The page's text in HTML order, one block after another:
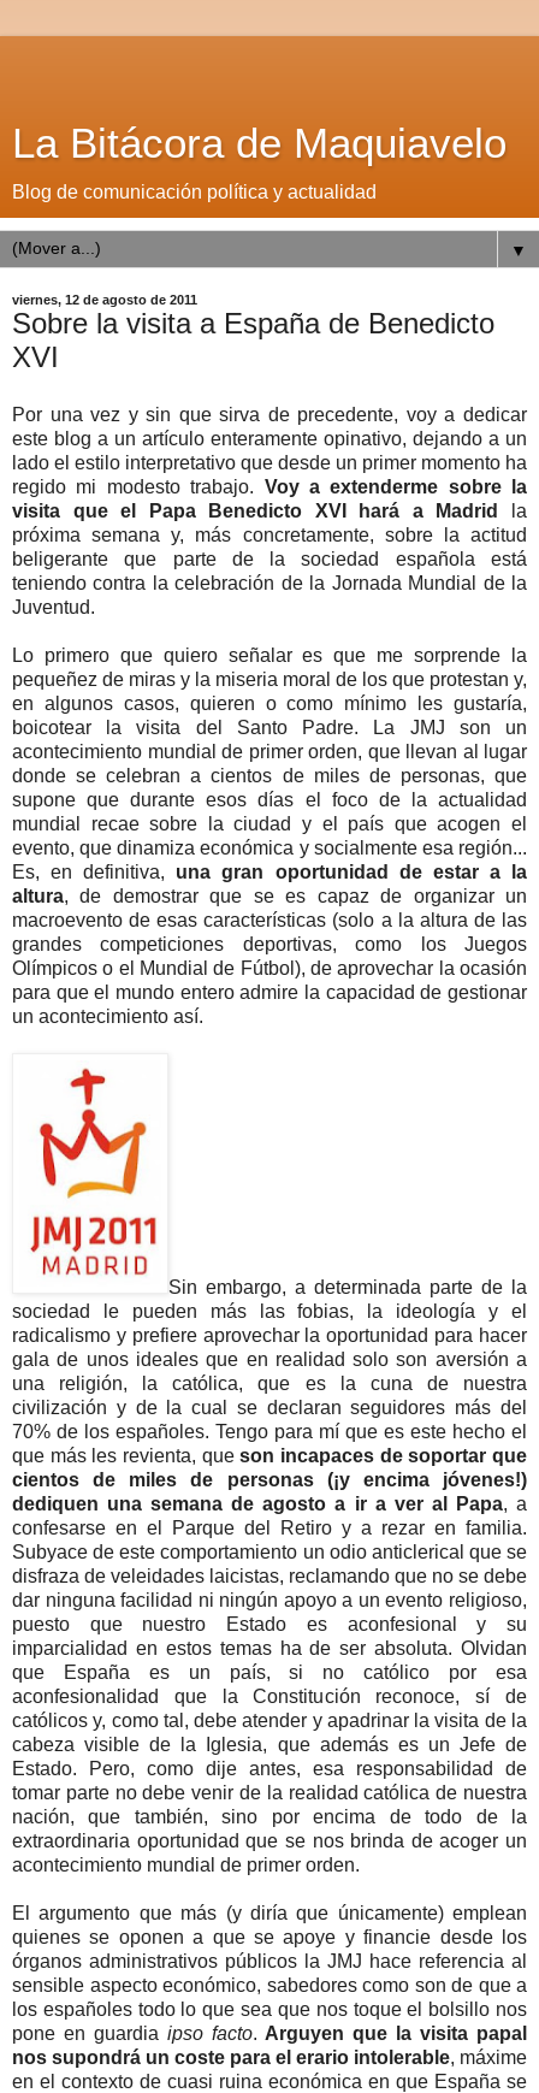
La Bitácora de Maquiavelo
Blog de comunicación política y actualidad
▼
viernes, 12 de agosto de 2011
Sobre la visita a España de Benedicto
XVI
Por una vez y sin que sirva de precedente, voy a dedicar
este blog a un artículo enteramente opinativo, dejando a un
lado el estilo interpretativo que desde un primer momento ha
regido mi modesto trabajo. Voy a extenderme sobre la
visita que el Papa Benedicto XVI hará a Madrid
la
próxima semana y, más concretamente, sobre la actitud
beligerante que parte de la sociedad española está
teniendo contra la celebración de la Jornada Mundial de la
Juventud.
Lo primero que quiero señalar es que me sorprende la
pequeñez de miras y la miseria moral de los que protestan y,
en algunos casos, quieren o como mínimo les gustaría,
boicotear la visita del Santo Padre. La JMJ son un
acontecimiento mundial de primer orden, que llevan al lugar
donde se celebran a cientos de miles de personas, que
supone que durante esos días el foco de la actualidad
mundial recae sobre la ciudad y el país que acogen el
evento, que dinamiza económica y socialmente esa región...
Es, en definitiva, una gran oportunidad de estar a la
altura, de demostrar que se es capaz de organizar un
macroevento de esas características (solo a la altura de las
grandes competiciones deportivas, como los Juegos
Olímpicos o el Mundial de Fútbol), de aprovechar la ocasión
para que el mundo entero admire la capacidad de gestionar
un acontecimiento así.
Sin embargo, a determinada parte de la
sociedad le pueden más las fobias, la ideología y el
radicalismo y prefiere aprovechar la oportunidad para hacer
gala de unos ideales que en realidad solo son aversión a
una religión, la católica, que es la cuna de nuestra
civilización y de la cual se declaran seguidores más del
70% de los españoles. Tengo para mí que es este hecho el
que más les revienta, queson incapaces de soportar que
cientos de miles de personas (¡y encima jóvenes!)
dediquen una semana de agosto a ir a ver al Papa, a
confesarse en el Parque del Retiro y a rezar en familia.
Subyace de este comportamiento un odio anticlerical que se
disfraza de veleidades laicistas, reclamando que no se debe
dar ninguna facilidad ni ningún apoyo a un evento religioso,
puesto que nuestro Estado es aconfesional y su
imparcialidad en estos temas ha de ser absoluta. Olvidan
que España es un país, si no católico por esa
aconfesionalidad que la Constitución reconoce, sí de
católicos y, como tal, debe atender y apadrinar la visita de la
cabeza visible de la Iglesia, que además es un Jefe de
Estado. Pero, como dije antes, esa responsabilidad de
tomar parte no debe venir de la realidad católica de nuestra
nación, que también, sino por encima de todo de la
extraordinaria oportunidad que se nos brinda de acoger un
acontecimiento mundial de primer orden.
El argumento que más (y diría que únicamente) emplean
quienes se oponen a que se apoye y financie desde los
órganos administrativos públicos la JMJ hace referencia al
sensible aspecto económico, sabedores como son de que a
los españoles todo lo que sea que nos toque el bolsillo nos
pone en guardia ipso facto. Arguyen que la visita papal
nos supondrá un coste para el erario intolerable, máxime
en el contexto de cuasi ruina económica en que España se